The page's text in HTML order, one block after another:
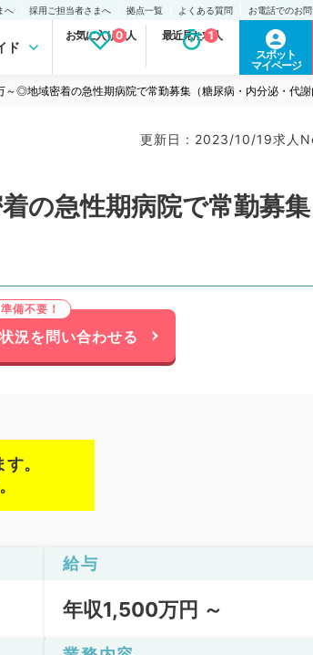
へ 採用ご担当者さまへ 拠点一覧 よくある質問 お電話でのお
ド
お気に入り求人
0 最近見た求人
1
スポット
マイページ
～◎地域密着の急性期病院で常勤募集（糖尿病・内分泌・代謝
更新日 : 2023/10/19求人
の急性期病院で常勤募
況を問い合わせる
。
給与
年収1,500万円 ～